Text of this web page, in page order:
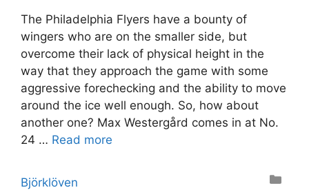
The Philadelphia Flyers have a bounty of
wingers who are on the smaller side, but
overcome their lack of physical height in the
way that they approach the game with some
aggressive forechecking and the ability to move
around the ice well enough. So, how about
another one? Max Westergård comes in at No.
24 … Read more
Categories
Björklöven